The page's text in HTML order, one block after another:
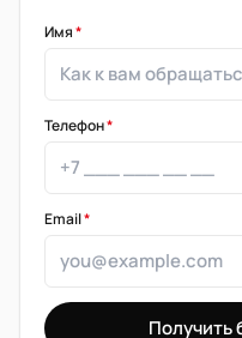
Имя*
Телефон*
Email*
Получить